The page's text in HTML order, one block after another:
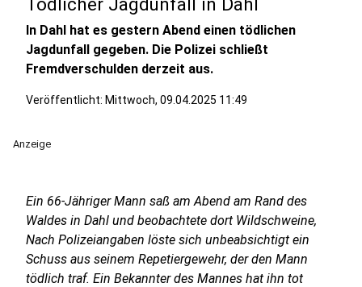
In Dahl hat es gestern Abend einen tödlichen
Jagdunfall gegeben. Die Polizei schließt
Fremdverschulden derzeit aus.
Veröffentlicht: Mittwoch, 09.04.2025 11:49
Anzeige
Ein 66-Jähriger Mann saß am Abend am Rand des
Waldes in Dahl und beobachtete dort Wildschweine,
Nach Polizeiangaben löste sich unbeabsichtigt ein
Schuss aus seinem Repetiergewehr, der den Mann
tödlich traf. Ein Bekannter des Mannes hat ihn tot